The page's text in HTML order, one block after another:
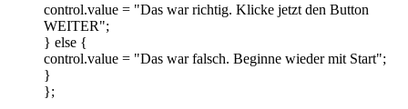
control.value = "Das war richtig. Klicke jetzt den Button
WEITER";
} else {
control.value = "Das war falsch. Beginne wieder mit Start";
}
};